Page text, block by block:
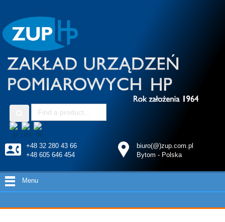
+48 32 280 43 66
+48 605 646 454
biuro(@)zup.com.pl
Bytom - Polska
Menu